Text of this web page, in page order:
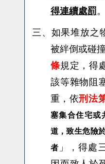
得連續處罰。
三、 如果堆放之
被絆倒或碰
條規定，得
該等雜物阻
重， 依刑法
塞集合住宅或
道，致生危險
者 」，得處